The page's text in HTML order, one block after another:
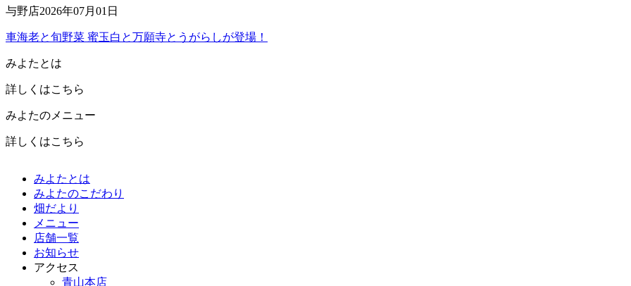
与野店2026年07月01日
車海老と旬野菜 蜜玉白と万願寺とうがらしが登場！
みよたとは
詳しくはこちら
みよたのメニュー
詳しくはこちら
みよたとは
みよたのこだわり
畑だより
メニュー
店舗一覧
お知らせ
アクセス
青山本店